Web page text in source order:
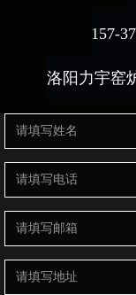
157-
洛阳力宇窑